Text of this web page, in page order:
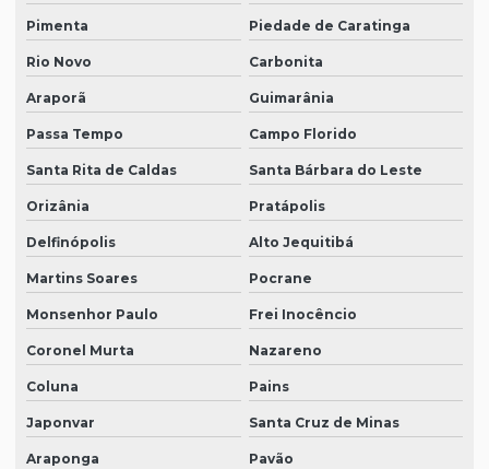
Pimenta Piedade de Caratinga
Rio Novo Carbonita
Araporã Guimarânia
Passa Tempo Campo Florido
Santa Rita de Caldas Santa Bárbara do Leste
Orizânia Pratápolis
Delfinópolis Alto Jequitibá
Martins Soares Pocrane
Monsenhor Paulo Frei Inocêncio
Coronel Murta Nazareno
Coluna Pains
Japonvar Santa Cruz de Minas
Araponga Pavão